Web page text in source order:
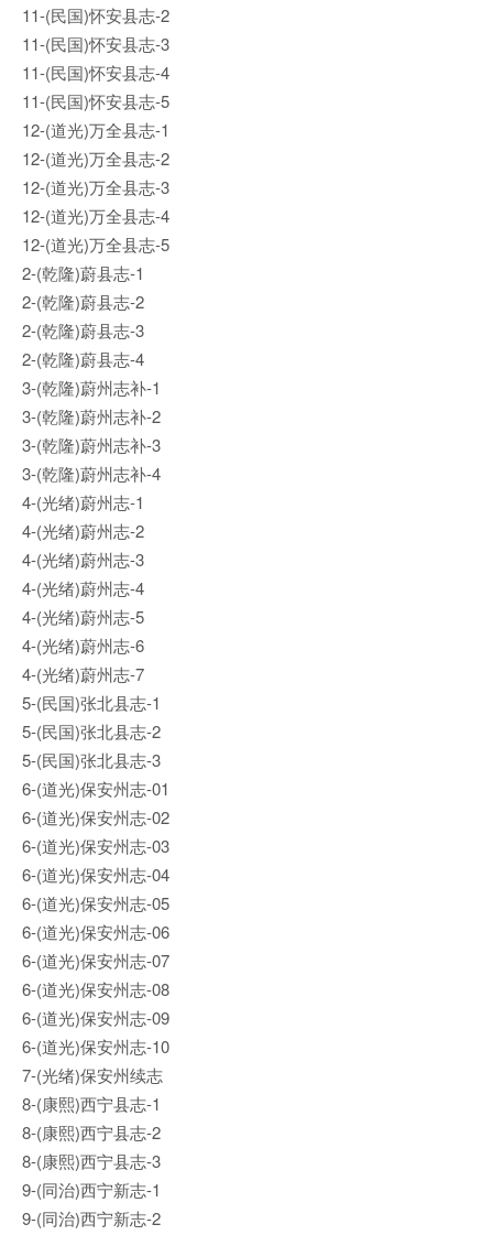
11-(民国)怀安县志-2
11-(民国)怀安县志-3
11-(民国)怀安县志-4
11-(民国)怀安县志-5
12-(道光)万全县志-1
12-(道光)万全县志-2
12-(道光)万全县志-3
12-(道光)万全县志-4
12-(道光)万全县志-5
2-(乾隆)蔚县志-1
2-(乾隆)蔚县志-2
2-(乾隆)蔚县志-3
2-(乾隆)蔚县志-4
3-(乾隆)蔚州志补-1
3-(乾隆)蔚州志补-2
3-(乾隆)蔚州志补-3
3-(乾隆)蔚州志补-4
4-(光绪)蔚州志-1
4-(光绪)蔚州志-2
4-(光绪)蔚州志-3
4-(光绪)蔚州志-4
4-(光绪)蔚州志-5
4-(光绪)蔚州志-6
4-(光绪)蔚州志-7
5-(民国)张北县志-1
5-(民国)张北县志-2
5-(民国)张北县志-3
6-(道光)保安州志-01
6-(道光)保安州志-02
6-(道光)保安州志-03
6-(道光)保安州志-04
6-(道光)保安州志-05
6-(道光)保安州志-06
6-(道光)保安州志-07
6-(道光)保安州志-08
6-(道光)保安州志-09
6-(道光)保安州志-10
7-(光绪)保安州续志
8-(康熙)西宁县志-1
8-(康熙)西宁县志-2
8-(康熙)西宁县志-3
9-(同治)西宁新志-1
9-(同治)西宁新志-2